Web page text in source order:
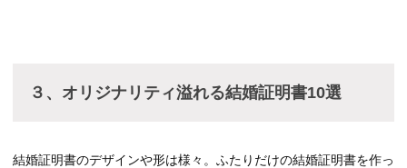
３、オリジナリティ溢れる結婚証明書10選
結婚証明書のデザインや形は様々。ふたりだけの結婚証明書を作っ